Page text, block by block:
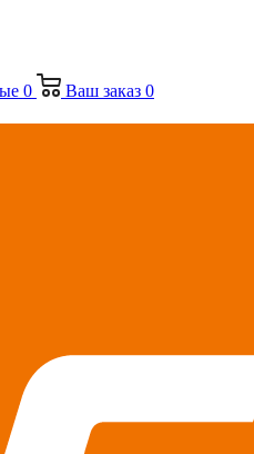
0 Ваш заказ 0